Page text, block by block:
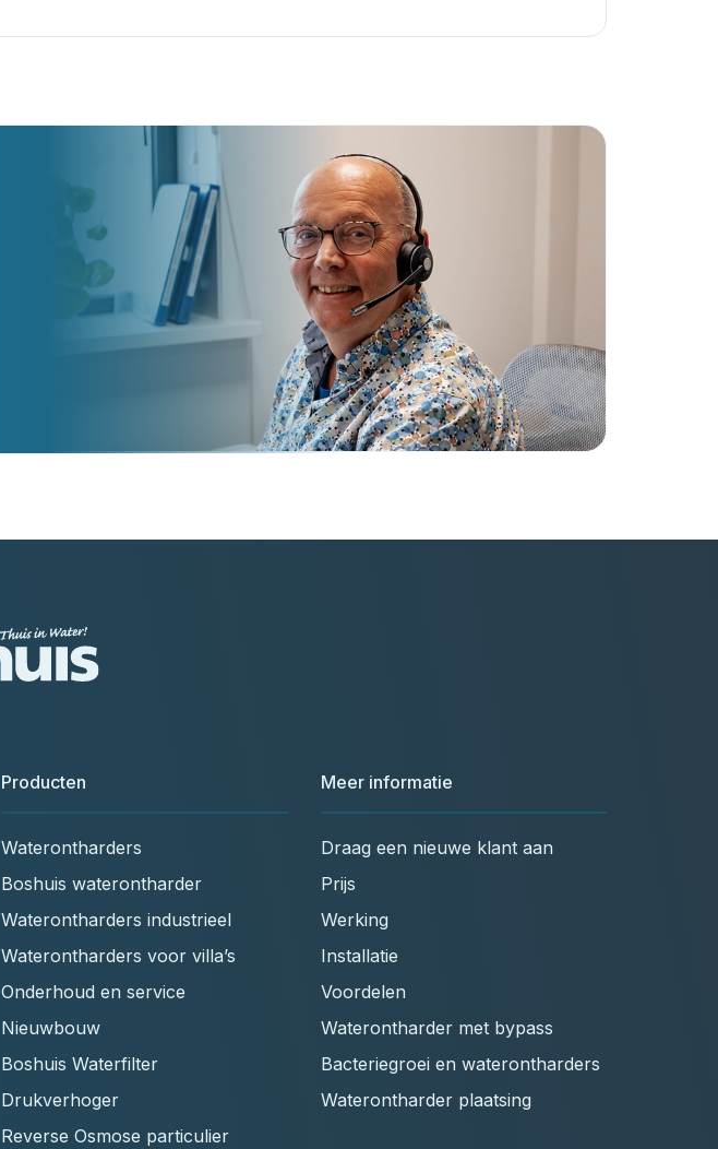
Producten
Waterontharders
Boshuis waterontharder
Waterontharders industrieel
Waterontharders voor villa’s
Onderhoud en service
Nieuwbouw
Boshuis Waterfilter
Drukverhoger
Reverse Osmose particulier
Meer informatie
Draag een nieuwe klant aan
Prijs
Werking
Installatie
Voordelen
Waterontharder met bypass
Bacteriegroei en waterontharders
Waterontharder plaatsing